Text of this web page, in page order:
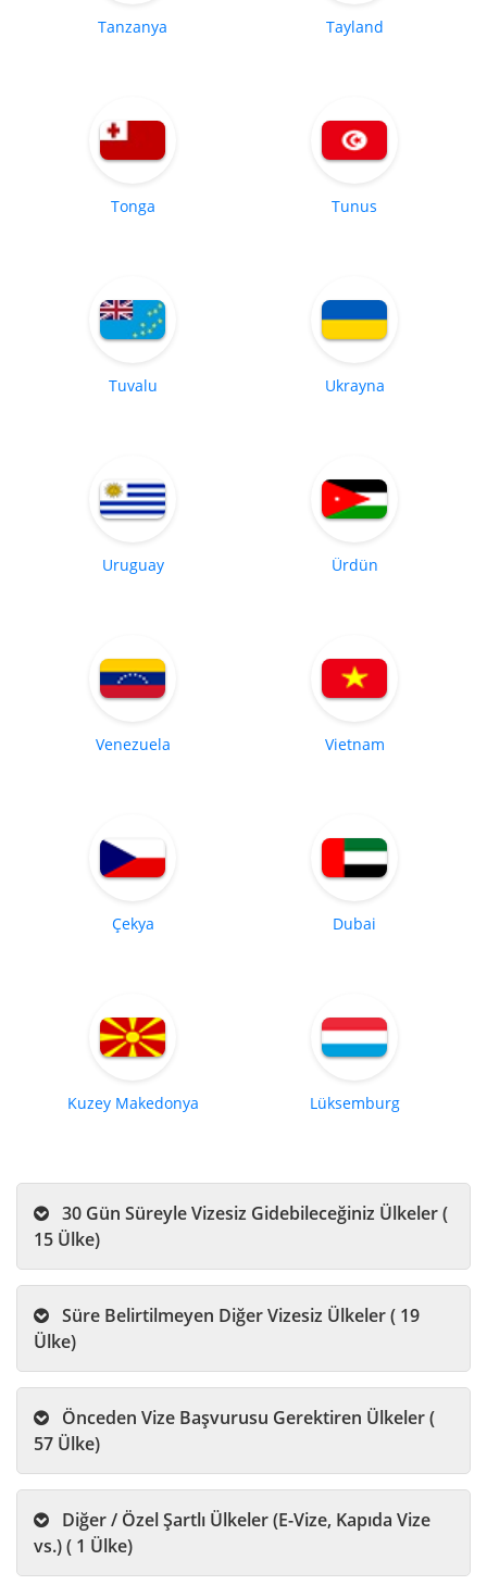
Tanzanya Tayland
Tonga Tunus
Tuvalu Ukrayna
Uruguay Ürdün
Venezuela Vietnam
Çekya Dubai
Kuzey Makedonya Lüksemburg
15 Ülke)
Ülke)
57 Ülke)
vs.) ( 1 Ülke)